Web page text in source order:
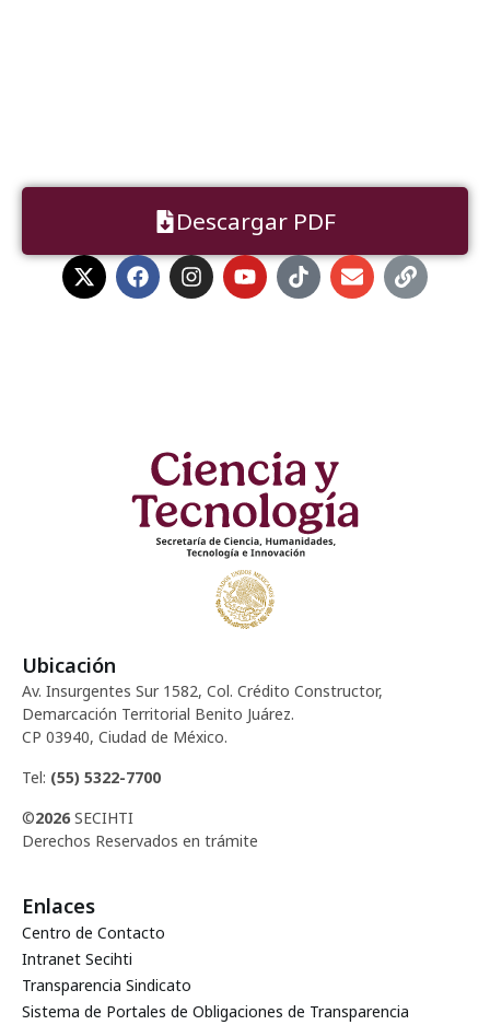
Descargar PDF
Ubicación
Av. Insurgentes Sur 1582, Col. Crédito Constructor,
Demarcación Territorial Benito Juárez.
CP 03940, Ciudad de México.
Tel: (55) 5322-7700
©2026 SECIHTI
Derechos Reservados en trámite
Enlaces
Centro de Contacto
Intranet Secihti
Transparencia Sindicato
Sistema de Portales de Obligaciones de Transparencia